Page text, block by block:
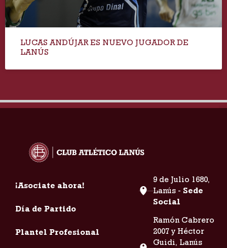
LUCAS ANDÚJAR ES NUEVO JUGADOR DE
LANÚS
¡Asociate ahora!
Día de Partido
Plantel Profesional
9 de Julio 1680,
Lanús - Sede
Social
Ramón Cabrero
2007 y Héctor
Guidi, Lanús